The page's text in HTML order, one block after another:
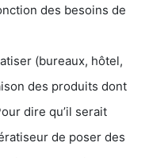
des besoins de
(bureaux, hôtel,
des produits dont
dire qu’il serait
de poser des